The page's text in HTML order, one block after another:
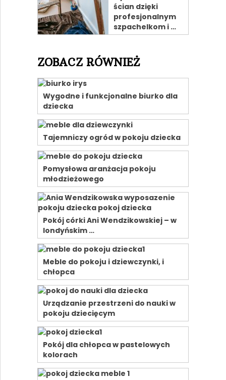
ścian dzięki
profesjonalnym
szpachelkom i …
ZOBACZ RÓWNIEŻ
Wygodne i funkcjonalne biurko dla
dziecka
Tajemniczy ogród w pokoju dziecka
Pomysłowa aranżacja pokoju
młodzieżowego
Pokój córki Ani Wendzikowskiej – w
londyńskim …
Meble do pokoju i dziewczynki, i
chłopca
Urządzanie przestrzeni do nauki w
pokoju dziecięcym
Pokój dla chłopca w pastelowych
kolorach